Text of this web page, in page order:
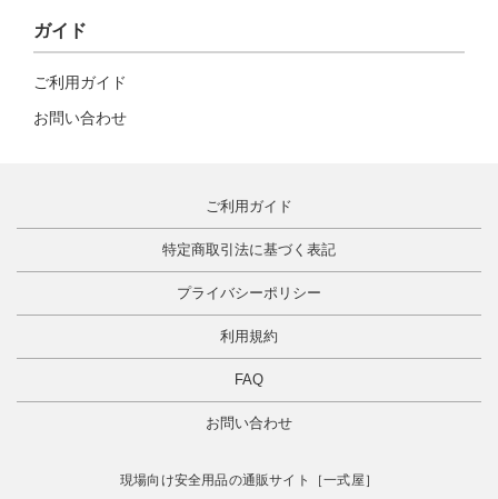
ガイド
ご利用ガイド
お問い合わせ
ご利用ガイド
特定商取引法に基づく表記
プライバシーポリシー
利用規約
FAQ
お問い合わせ
現場向け安全用品の通販サイト［一式屋］